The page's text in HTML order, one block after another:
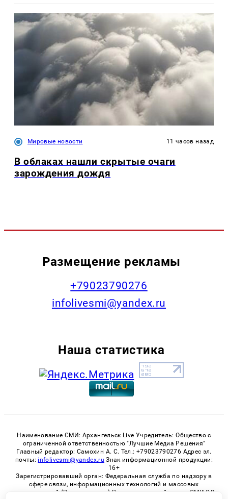
Мировые новости 11 часов назад
В облаках нашли скрытые очаги
зарождения дождя
Размещение рекламы
+79023790276
infolivesmi@yandex.ru
Наша статистика
Наименование СМИ: Архангельск Live Учредитель: Общество с
ограниченной ответственностью "Лучшие Медиа Решения"
Главный редактор: Самохин А. С. Тел.: +79023790276 Адрес эл.
почты: infolivesmi@yandex.ru Знак информационной продукции:
16+
Зарегистрировавший орган: Федеральная служба по надзору в
сфере связи, информационных технологий и массовых
коммуникаций (Роскомнадзор) Регистрационный номер СМИ ЭЛ